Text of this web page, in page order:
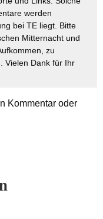
werden
bei TE liegt. Bitte
Mitternacht und
zu
Vielen Dank für Ihr
Kommentar oder